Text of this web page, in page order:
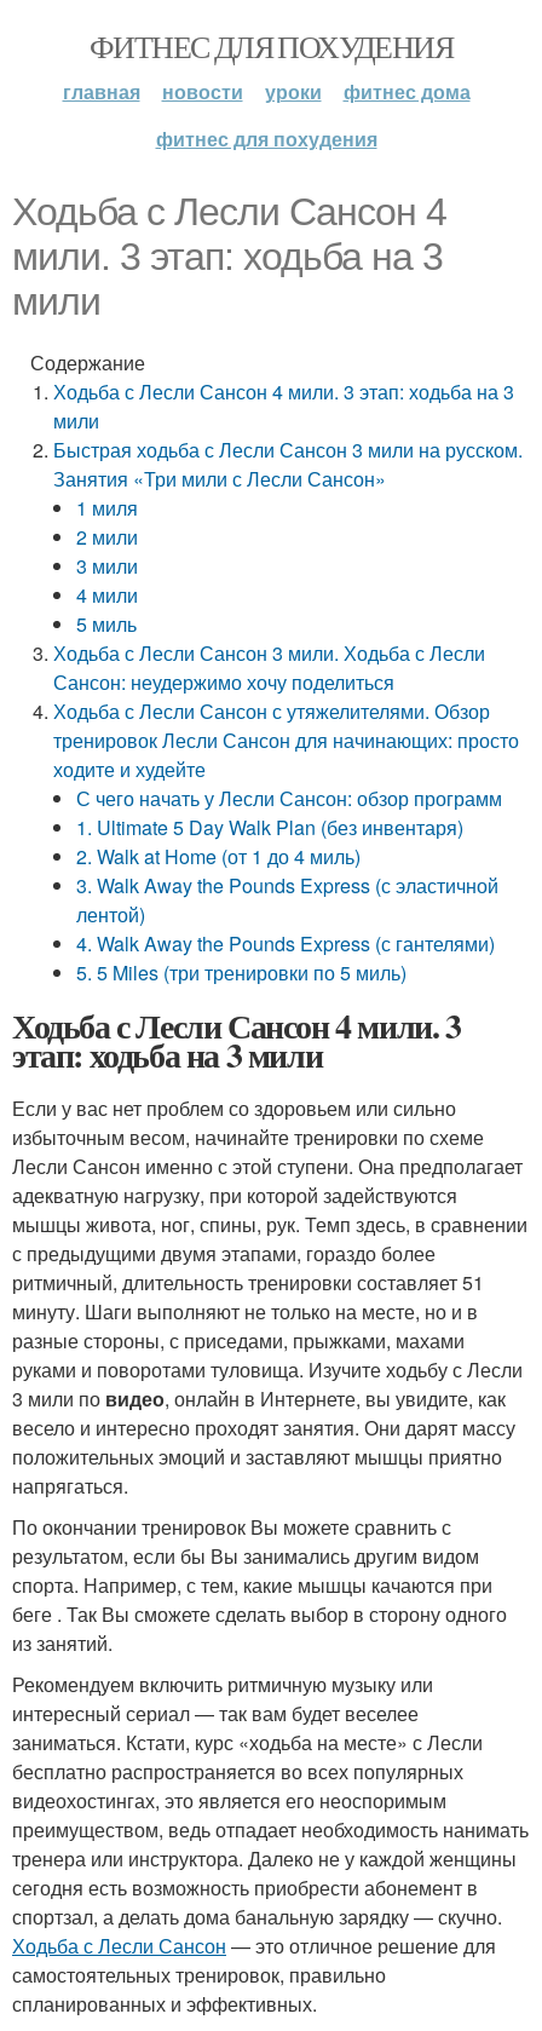
ФИТНЕС ДЛЯ ПОХУДЕНИЯ
главная новости уроки
фитнес дома
фитнес для похудения
Ходьба с Лесли Сансон 4
мили. 3 этап: ходьба на 3
мили
Содержание
Ходьба с Лесли Сансон 4 мили. 3 этап: ходьба на 3
мили
Быстрая ходьба с Лесли Сансон 3 мили на русском.
Занятия «Три мили с Лесли Сансон»
1 миля
2 мили
3 мили
4 мили
5 миль
Ходьба с Лесли Сансон 3 мили. Ходьба с Лесли
Сансон: неудержимо хочу поделиться
Ходьба с Лесли Сансон с утяжелителями. Обзор
тренировок Лесли Сансон для начинающих: просто
ходите и худейте
С чего начать у Лесли Сансон: обзор программ
1. Ultimate 5 Day Walk Plan (без инвентаря)
2. Walk at Home (от 1 до 4 миль)
3. Walk Away the Pounds Express (с эластичной
лентой)
4. Walk Away the Pounds Express (с гантелями)
5. 5 Miles (три тренировки по 5 миль)
Ходьба с Лесли Сансон 4 мили. 3
этап: ходьба на 3 мили
Если у вас нет проблем со здоровьем или сильно
избыточным весом, начинайте тренировки по схеме
Лесли Сансон именно с этой ступени. Она предполагает
адекватную нагрузку, при которой задействуются
мышцы живота, ног, спины, рук. Темп здесь, в сравнении
с предыдущими двумя этапами, гораздо более
ритмичный, длительность тренировки составляет 51
минуту. Шаги выполняют не только на месте, но и в
разные стороны, с приседами, прыжками, махами
руками и поворотами туловища. Изучите ходьбу с Лесли
3 мили по видео, онлайн в Интернете, вы увидите, как
весело и интересно проходят занятия. Они дарят массу
положительных эмоций и заставляют мышцы приятно
напрягаться.
По окончании тренировок Вы можете сравнить с
результатом, если бы Вы занимались другим видом
спорта. Например, с тем, какие мышцы качаются при
беге . Так Вы сможете сделать выбор в сторону одного
из занятий.
Рекомендуем включить ритмичную музыку или
интересный сериал — так вам будет веселее
заниматься. Кстати, курс «ходьба на месте» с Лесли
бесплатно распространяется во всех популярных
видеохостингах, это является его неоспоримым
преимуществом, ведь отпадает необходимость нанимать
тренера или инструктора. Далеко не у каждой женщины
сегодня есть возможность приобрести абонемент в
спортзал, а делать дома банальную зарядку — скучно.
Ходьба с Лесли Сансон — это отличное решение для
самостоятельных тренировок, правильно
спланированных и эффективных.